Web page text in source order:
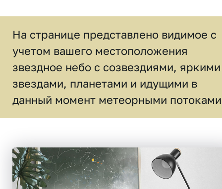
На странице представлено видимое c
учетом вашего местоположения
звездное небо c созвездиями, яркими
звездами, планетами и идущими в
данный момент метеорными